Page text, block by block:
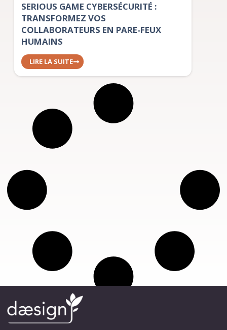
SERIOUS GAME CYBERSÉCURITÉ :
TRANSFORMEZ VOS
COLLABORATEURS EN PARE-FEUX
HUMAINS
LIRE LA SUITE